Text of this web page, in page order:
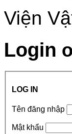
Viện
Login
LOG IN
Tên đăng nhập
Mật khẩu